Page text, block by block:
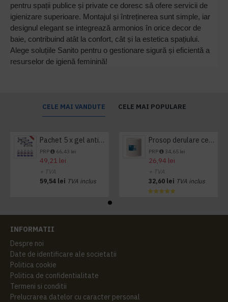
pentru spații publice și private ce doresc să ofere servicii de
igienizare superioare. Montajul și întreținerea sunt simple, iar
designul elegant se integrează armonios în orice decor de
baie, contribuind atât la confort, cât și la estetica spațiului.
Alege soluțiile Sanito pentru o gestionare sigură și eficientă a
resurselor de igienă feminină!
CELE MAI VANDUTE CELE MAI POPULARE
Pachet 5 x gel antibacterian 50ml si 3 x Servetele antibacteriene 48 buc Hygienium
PRP 66,43 lei
49,21 lei
+ TVA
59,54 lei TVA inclus
Prosop derulare centrala 1 pliu, 300 m Tork
PRP 34,65 lei
26,94 lei
+ TVA
32,60 lei TVA inclus
INFORMATII
Despre noi
Date de identificare ale societatii
Politica cookie
Politica de confidentialitate
Termeni si conditii
Prelucrarea datelor cu caracter personal